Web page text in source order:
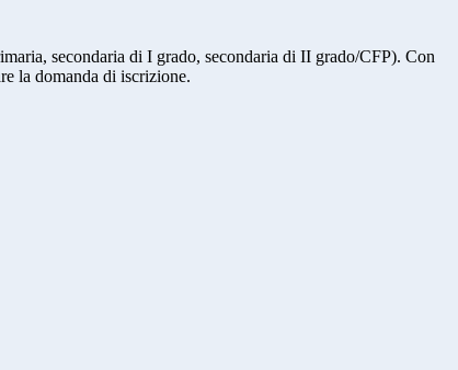
secondaria di I grado, secondaria di II grado/CFP). Con
la domanda di iscrizione.